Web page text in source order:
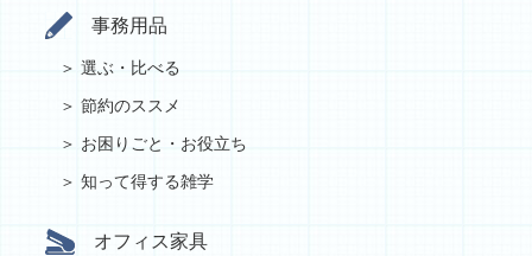
事務用品
選ぶ・比べる
節約のススメ
お困りごと・お役立ち
知って得する雑学
オフィス家具